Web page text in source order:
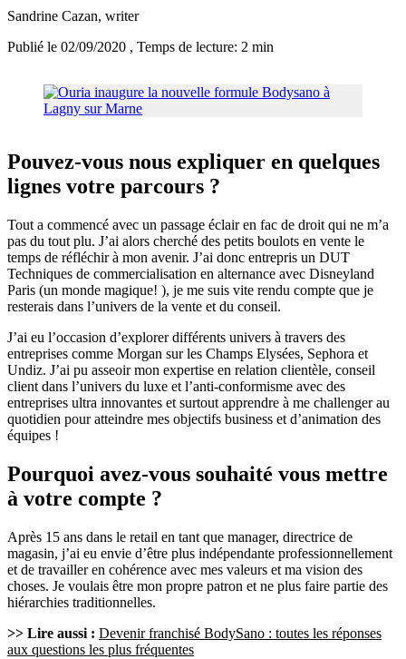
Sandrine Cazan, writer
Publié le 02/09/2020 , Temps de lecture: 2 min
Pouvez-vous nous expliquer en quelques
lignes votre parcours ?
Tout a commencé avec un passage éclair en fac de droit qui ne m’a
pas du tout plu. J’ai alors cherché des petits boulots en vente le
temps de réfléchir à mon avenir. J’ai donc entrepris un DUT
Techniques de commercialisation en alternance avec Disneyland
Paris (un monde magique! ), je me suis vite rendu compte que je
resterais dans l’univers de la vente et du conseil.
J’ai eu l’occasion d’explorer différents univers à travers des
entreprises comme Morgan sur les Champs Elysées, Sephora et
Undiz. J’ai pu asseoir mon expertise en relation clientèle, conseil
client dans l’univers du luxe et l’anti-conformisme avec des
entreprises ultra innovantes et surtout apprendre à me challenger au
quotidien pour atteindre mes objectifs business et d’animation des
équipes !
Pourquoi avez-vous souhaité vous mettre
à votre compte ?
Après 15 ans dans le retail en tant que manager, directrice de
magasin, j’ai eu envie d’être plus indépendante professionnellement
et de travailler en cohérence avec mes valeurs et ma vision des
choses. Je voulais être mon propre patron et ne plus faire partie des
hiérarchies traditionnelles.
>> Lire aussi : Devenir franchisé BodySano : toutes les réponses
aux questions les plus fréquentes